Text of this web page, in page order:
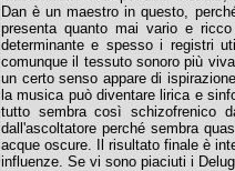
Dan è un maestro in questo,
presenta quanto mai vario e
determinante e spesso i registri
comunque il tessuto sonoro più
un certo senso appare di
la musica può diventare lirica e
tutto sembra così schizofrenico
dall'ascoltatore perché sembra
acque oscure. Il risultato finale è
influenze. Se vi sono piaciuti i